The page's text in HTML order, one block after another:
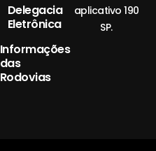
Delegacia
Eletrônica
Informações
das
Rodovias
aplicativo 190
SP.